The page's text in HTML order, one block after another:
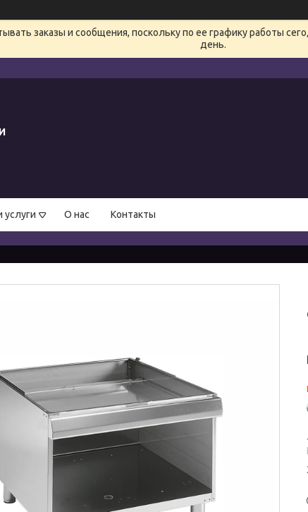
заказы и сообщения, поскольку по ее графику работы
день.
услуги О нас Контакты